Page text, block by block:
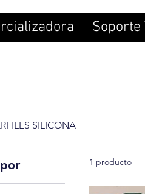
Soporte
SILICONA
1 producto